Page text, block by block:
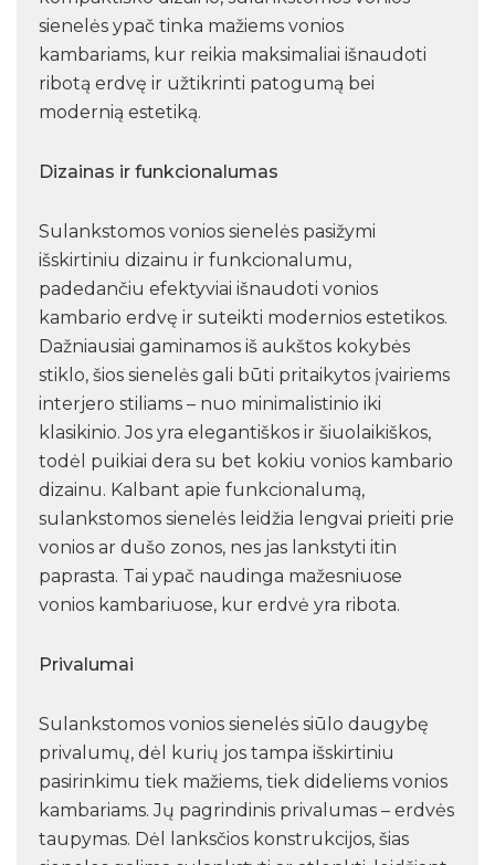
sienelės ypač tinka mažiems vonios
kambariams, kur reikia maksimaliai išnaudoti
ribotą erdvę ir užtikrinti patogumą bei
modernią estetiką.
Dizainas ir funkcionalumas
Sulankstomos vonios sienelės pasižymi
išskirtiniu dizainu ir funkcionalumu,
padedančiu efektyviai išnaudoti vonios
kambario erdvę ir suteikti modernios estetikos.
Dažniausiai gaminamos iš aukštos kokybės
stiklo, šios sienelės gali būti pritaikytos įvairiems
interjero stiliams – nuo minimalistinio iki
klasikinio. Jos yra elegantiškos ir šiuolaikiškos,
todėl puikiai dera su bet kokiu vonios kambario
dizainu. Kalbant apie funkcionalumą,
sulankstomos sienelės leidžia lengvai prieiti prie
vonios ar dušo zonos, nes jas lankstyti itin
paprasta. Tai ypač naudinga mažesniuose
vonios kambariuose, kur erdvė yra ribota.
Privalumai
Sulankstomos vonios sienelės siūlo daugybę
privalumų, dėl kurių jos tampa išskirtiniu
pasirinkimu tiek mažiems, tiek dideliems vonios
kambariams. Jų pagrindinis privalumas – erdvės
taupymas. Dėl lanksčios konstrukcijos, šias